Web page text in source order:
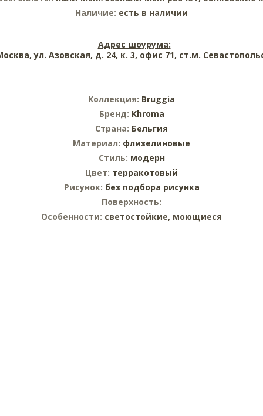
Наличие: есть в наличии
Адрес шоурума:
ул. Азовская, д. 24, к. 3, офис 71, ст.м.
Коллекция: Bruggia
Бренд: Khroma
Страна: Бельгия
Материал: флизелиновые
Стиль: модерн
Цвет: терракотовый
Рисунок: без подбора рисунка
Поверхность:
Особенности: светостойкие, моющиеся